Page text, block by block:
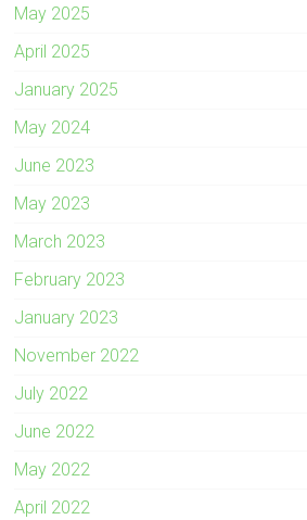
May 2025
April 2025
January 2025
May 2024
June 2023
May 2023
March 2023
February 2023
January 2023
November 2022
July 2022
June 2022
May 2022
April 2022